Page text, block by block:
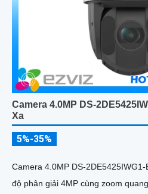
Camera 4.0MP DS-
Xa
5%-35%
Camera 4.0MP DS-
độ phân giải 4MP cùng zoom